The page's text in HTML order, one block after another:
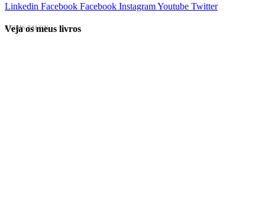
Linkedin Facebook Facebook InstagramYoutube Twitter
EVINIS TALON
Veja os meus livros